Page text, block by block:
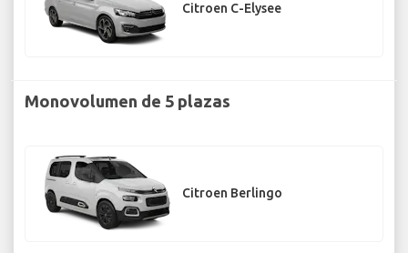
Citroen C-Elysee
Monovolumen de 5 plazas
Citroen Berlingo